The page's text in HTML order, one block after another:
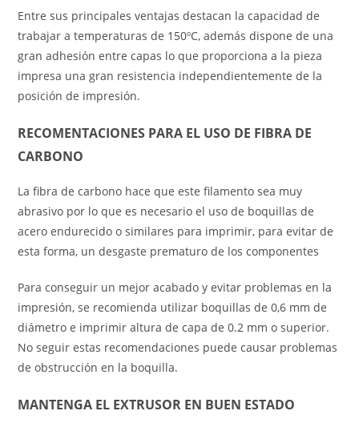
Entre sus principales ventajas destacan la capacidad de
trabajar a temperaturas de 150ºC, además dispone de una
gran adhesión entre capas lo que proporciona a la pieza
impresa una gran resistencia independientemente de la
posición de impresión.
RECOMENTACIONES PARA EL USO DE FIBRA DE
CARBONO
La fibra de carbono hace que este filamento sea muy
abrasivo por lo que es necesario el uso de boquillas de
acero endurecido o similares para imprimir, para evitar de
esta forma, un desgaste prematuro de los componentes
Para conseguir un mejor acabado y evitar problemas en la
impresión, se recomienda utilizar boquillas de 0,6 mm de
diámetro e imprimir altura de capa de 0.2 mm o superior.
No seguir estas recomendaciones puede causar problemas
de obstrucción en la boquilla.
MANTENGA EL EXTRUSOR EN BUEN ESTADO